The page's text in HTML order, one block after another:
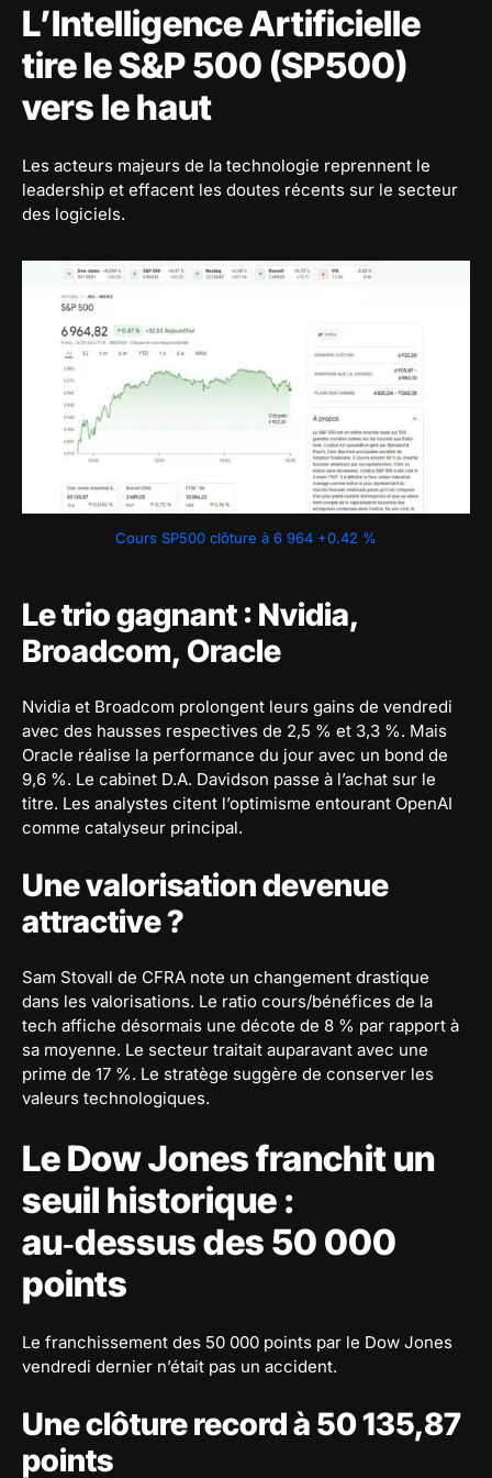
L’Intelligence Artificielle
tire le S&P 500 (SP500)
vers le haut
Les acteurs majeurs de la technologie reprennent le
leadership et effacent les doutes récents sur le secteur
des logiciels.
Cours SP500 clôture à 6 964 +0.42 %
Le trio gagnant : Nvidia,
Broadcom, Oracle
Nvidia et Broadcom prolongent leurs gains de vendredi
avec des hausses respectives de 2,5 % et 3,3 %. Mais
Oracle réalise la performance du jour avec un bond de
9,6 %. Le cabinet D.A. Davidson passe à l’achat sur le
titre. Les analystes citent l’optimisme entourant OpenAI
comme catalyseur principal.
Une valorisation devenue
attractive ?
Sam Stovall de CFRA note un changement drastique
dans les valorisations. Le ratio cours/bénéfices de la
tech affiche désormais une décote de 8 % par rapport à
sa moyenne. Le secteur traitait auparavant avec une
prime de 17 %. Le stratège suggère de conserver les
valeurs technologiques.
Le Dow Jones franchit un
seuil historique :
au‑dessus des 50 000
points
Le franchissement des 50 000 points par le Dow Jones
vendredi dernier n’était pas un accident.
Une clôture record à 50 135,87
points